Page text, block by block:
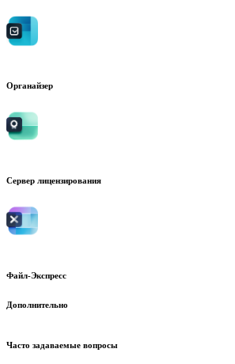
Органайзер
Сервер лицензирования
Файл-Экспресс
Дополнительно
Часто задаваемые вопросы